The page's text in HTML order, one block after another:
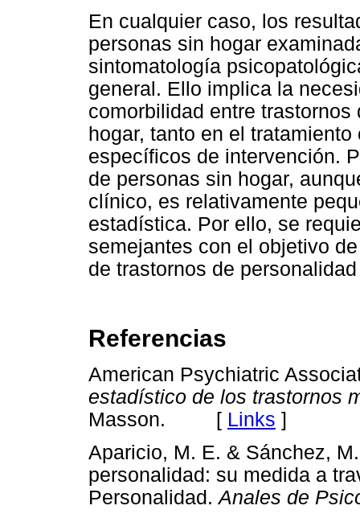
En cualquier caso, los
personas sin hogar
sintomatología
general. Ello implica la
comorbilidad entre
hogar, tanto en el
específicos de intervención.
de personas sin hogar,
clínico, es relativamente
estadística. Por ello, se
semejantes con el objetivo
de trastornos de
Referencias
American Psychiatric
estadístico de los trastornos
Masson. [ Links ]
Aparicio, M. E. & Sánchez,
personalidad: su medida a
Personalidad.Anales de